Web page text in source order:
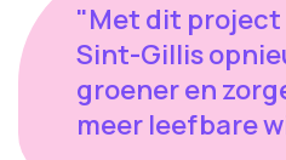
"Met dit project
Sint-Gillis
groener en
meer leefbare